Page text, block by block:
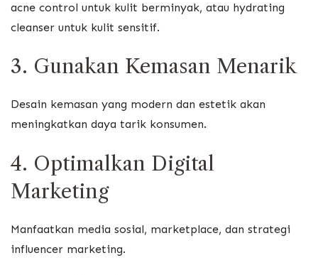
acne control untuk kulit berminyak, atau hydrating
cleanser untuk kulit sensitif.
3. Gunakan Kemasan Menarik
Desain kemasan yang modern dan estetik akan
meningkatkan daya tarik konsumen.
4. Optimalkan Digital
Marketing
Manfaatkan media sosial, marketplace, dan strategi
influencer marketing.